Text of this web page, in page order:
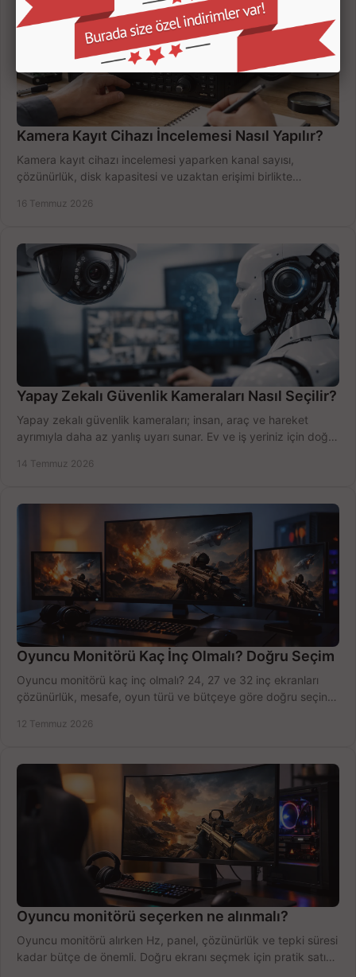
Kamera Kayıt Cihazı İncelemesi Nasıl Yapılır?
Kamera kayıt cihazı incelemesi yaparken kanal sayısı,
çözünürlük, disk kapasitesi ve uzaktan erişimi birlikte
16 Temmuz 2026
Yapay Zekalı Güvenlik Kameraları Nasıl Seçilir?
Yapay zekalı güvenlik kameraları; insan, araç ve hareket
ayrımıyla daha az yanlış uyarı sunar. Ev ve iş yeriniz için doğru
14 Temmuz 2026
Oyuncu Monitörü Kaç İnç Olmalı? Doğru Seçim
Oyuncu monitörü kaç inç olmalı? 24, 27 ve 32 inç ekranları
çözünürlük, mesafe, oyun türü ve bütçeye göre doğru seçin,
12 Temmuz 2026
Oyuncu monitörü seçerken ne alınmalı?
Oyuncu monitörü alırken Hz, panel, çözünürlük ve tepki süresi
kadar bütçe de önemli. Doğru ekranı seçmek için pratik satın